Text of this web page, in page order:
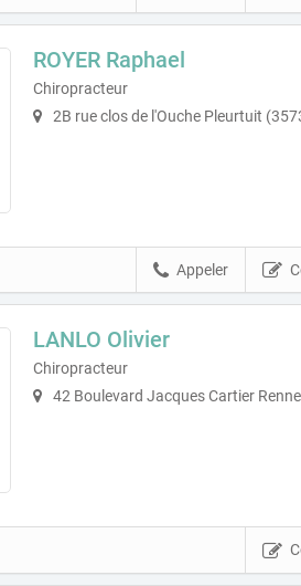
ROYER Raphael
Chiropracteur
2B rue clos de l'Ouche Pleurtuit
Appeler
LANLO Olivier
Chiropracteur
42 Boulevard Jacques Cartier